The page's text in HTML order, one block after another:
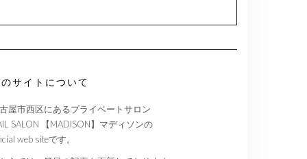
のサイトについて
屋市西区にあるプライベートサロン
SALON 【MADISON】マディソンの
web siteです。